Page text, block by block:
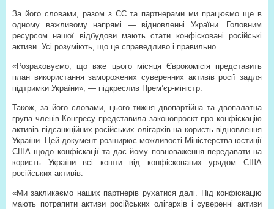
За його словами, разом з ЄС та партнерами ми працюємо ще в
одному важливому напрямі — відновленні України. Головним
ресурсом нашої відбудови мають стати конфісковані російські
активи. Усі розуміють, що це справедливо і правильно.
«Розраховуємо, що вже цього місяця Єврокомісія представить
план використання заморожених суверенних активів росії задля
підтримки України», — підкреслив Прем’єр-міністр.
Також, за його словами, цього тижня двопартійна та двопалатна
група членів Конгресу представила законопроєкт про конфіскацію
активів підсанкційних російських олігархів на користь відновлення
України. Цей документ розширює можливості Міністерства юстиції
США щодо конфіскації та дає йому повноваження передавати на
користь України всі кошти від конфіскованих урядом США
російських активів.
«Ми закликаємо наших партнерів рухатися далі. Під конфіскацію
мають потрапити активи російських олігархів і суверенні активи